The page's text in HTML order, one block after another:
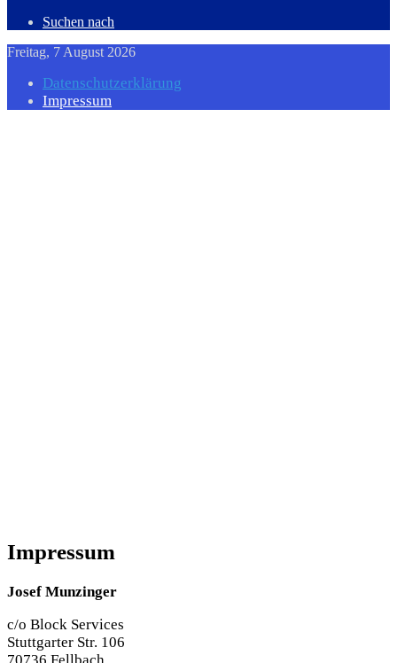
Suchen nach
Freitag, 7 August 2026
Datenschutzerklärung
Impressum
Impressum
Josef Munzinger
c/o Block Services
Stuttgarter Str. 106
70736 Fellbach